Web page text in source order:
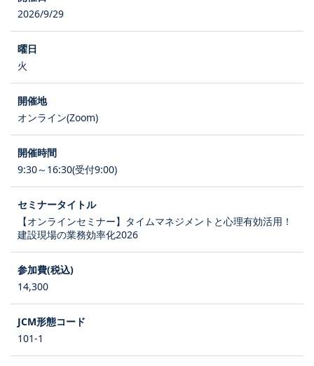
2026/9/29
火
オンライン(Zoom)
9:30～16:30(受付9:00)
【オンラインセミナー】タイムマネジメントと心理有効活用！
建設現場の業務効率化2026
14,300
101-1